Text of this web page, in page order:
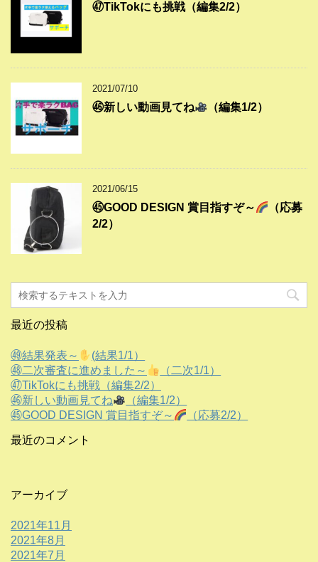
㊼TikTokにも挑戦（編集2/2）
2021/07/10
㊻新しい動画見てね （編集1/2）
2021/06/15
㊺GOOD DESIGN 賞目指すぞ～
（応募
2/2）
最近の投稿
㊾結果発表～
(結果1/1）
㊽二次審査に進めました～
（二次1/1）
㊼TikTokにも挑戦（編集2/2）
㊻新しい動画見てね
（編集1/2）
㊺GOOD DESIGN 賞目指すぞ～
（応募2/2）
最近のコメント
アーカイブ
2021年11月
2021年8月
2021年7月